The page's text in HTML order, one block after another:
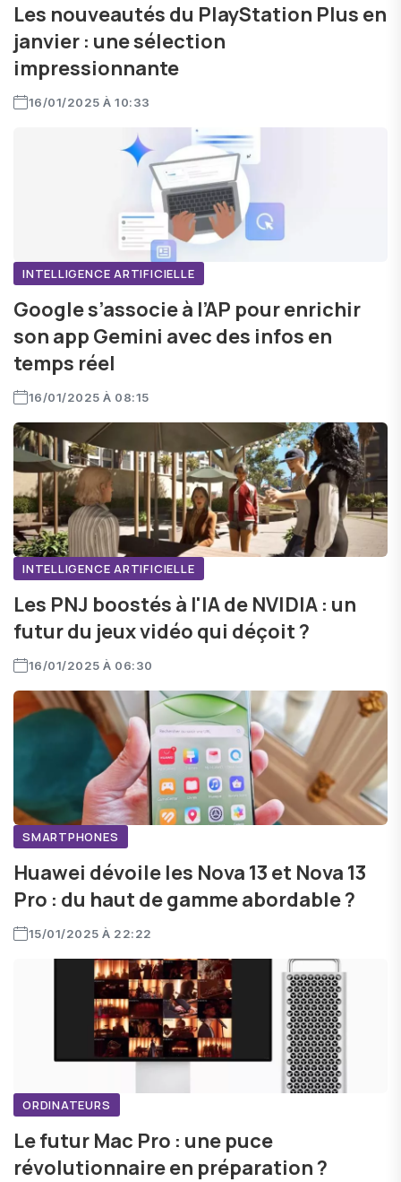
Les nouveautés du PlayStation Plus en
janvier : une sélection
impressionnante
16/01/2025 À 10:33
INTELLIGENCE ARTIFICIELLE
Google s’associe à l’AP pour enrichir
son app Gemini avec des infos en
temps réel
16/01/2025 À 08:15
INTELLIGENCE ARTIFICIELLE
Les PNJ boostés à l'IA de NVIDIA : un
futur du jeux vidéo qui déçoit ?
16/01/2025 À 06:30
SMARTPHONES
Huawei dévoile les Nova 13 et Nova 13
Pro : du haut de gamme abordable ?
15/01/2025 À 22:22
ORDINATEURS
Le futur Mac Pro : une puce
révolutionnaire en préparation ?